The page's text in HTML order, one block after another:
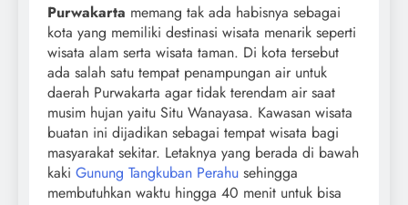
Purwakarta memang tak ada habisnya sebagai
kota yang memiliki destinasi wisata menarik seperti
wisata alam serta wisata taman. Di kota tersebut
ada salah satu tempat penampungan air untuk
daerah Purwakarta agar tidak terendam air saat
musim hujan yaitu Situ Wanayasa. Kawasan wisata
buatan ini dijadikan sebagai tempat wisata bagi
masyarakat sekitar. Letaknya yang berada di bawah
kaki Gunung Tangkuban Perahu sehingga
membutuhkan waktu hingga 40 menit untuk bisa